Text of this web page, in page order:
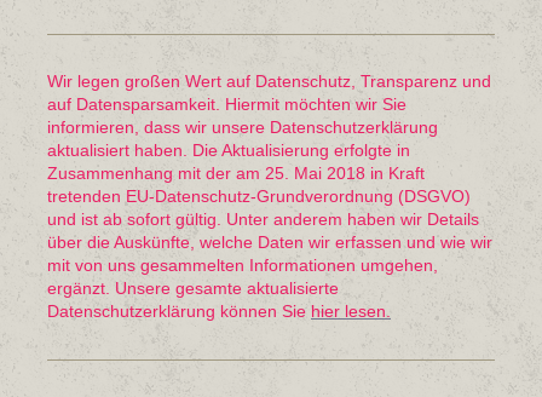
Wir legen großen Wert auf Datenschutz, Transparenz und
auf Datensparsamkeit. Hiermit möchten wir Sie
informieren, dass wir unsere Datenschutzerklärung
aktualisiert haben. Die Aktualisierung erfolgte in
Zusammenhang mit der am 25. Mai 2018 in Kraft
tretenden EU-Datenschutz-Grundverordnung (DSGVO)
und ist ab sofort gültig. Unter anderem haben wir Details
über die Auskünfte, welche Daten wir erfassen und wie wir
mit von uns gesammelten Informationen umgehen,
ergänzt. Unsere gesamte aktualisierte
Datenschutzerklärung können Sie hier lesen.